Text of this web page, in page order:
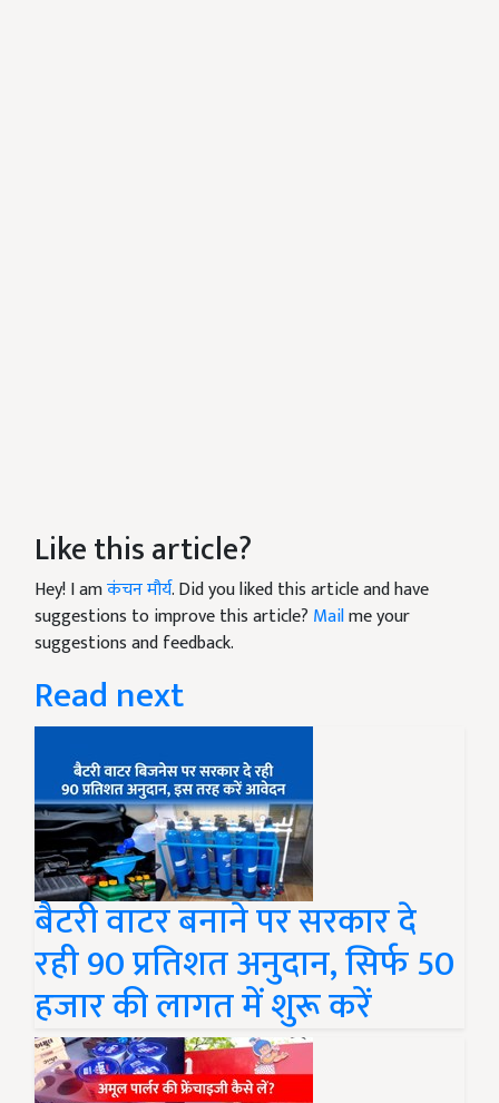
Like this article?
Hey! I amकंचन मौर्य. Did you liked this article and have
suggestions to improve this article? Mailme your
suggestions and feedback.
Read next
बैटरी वाटर बनाने पर सरकार दे
रही 90 प्रतिशत अनुदान, सिर्फ 50
हजार की लागत में शुरू करें